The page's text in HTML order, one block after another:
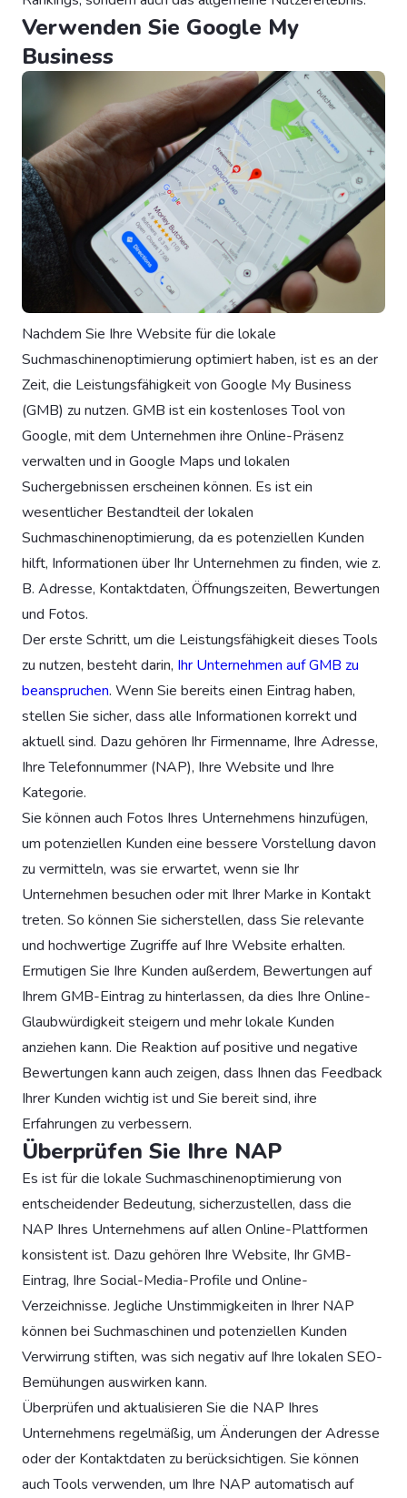
Verwenden Sie Google My
Business
Nachdem Sie Ihre Website für die lokale
Suchmaschinenoptimierung optimiert haben, ist es an der
Zeit, die Leistungsfähigkeit von Google My Business
(GMB) zu nutzen. GMB ist ein kostenloses Tool von
Google, mit dem Unternehmen ihre Online-Präsenz
verwalten und in Google Maps und lokalen
Suchergebnissen erscheinen können. Es ist ein
wesentlicher Bestandteil der lokalen
Suchmaschinenoptimierung, da es potenziellen Kunden
hilft, Informationen über Ihr Unternehmen zu finden, wie z.
B. Adresse, Kontaktdaten, Öffnungszeiten, Bewertungen
und Fotos.
Der erste Schritt, um die Leistungsfähigkeit dieses Tools
zu nutzen, besteht darin, Ihr Unternehmen auf GMB zu
beanspruchen. Wenn Sie bereits einen Eintrag haben,
stellen Sie sicher, dass alle Informationen korrekt und
aktuell sind. Dazu gehören Ihr Firmenname, Ihre Adresse,
Ihre Telefonnummer (NAP), Ihre Website und Ihre
Kategorie.
Sie können auch Fotos Ihres Unternehmens hinzufügen,
um potenziellen Kunden eine bessere Vorstellung davon
zu vermitteln, was sie erwartet, wenn sie Ihr
Unternehmen besuchen oder mit Ihrer Marke in Kontakt
treten. So können Sie sicherstellen, dass Sie relevante
und hochwertige Zugriffe auf Ihre Website erhalten.
Ermutigen Sie Ihre Kunden außerdem, Bewertungen auf
Ihrem GMB-Eintrag zu hinterlassen, da dies Ihre Online-
Glaubwürdigkeit steigern und mehr lokale Kunden
anziehen kann. Die Reaktion auf positive und negative
Bewertungen kann auch zeigen, dass Ihnen das Feedback
Ihrer Kunden wichtig ist und Sie bereit sind, ihre
Erfahrungen zu verbessern.
Überprüfen Sie Ihre NAP
Es ist für die lokale Suchmaschinenoptimierung von
entscheidender Bedeutung, sicherzustellen, dass die
NAP Ihres Unternehmens auf allen Online-Plattformen
konsistent ist. Dazu gehören Ihre Website, Ihr GMB-
Eintrag, Ihre Social-Media-Profile und Online-
Verzeichnisse. Jegliche Unstimmigkeiten in Ihrer NAP
können bei Suchmaschinen und potenziellen Kunden
Verwirrung stiften, was sich negativ auf Ihre lokalen SEO-
Bemühungen auswirken kann.
Überprüfen und aktualisieren Sie die NAP Ihres
Unternehmens regelmäßig, um Änderungen der Adresse
oder der Kontaktdaten zu berücksichtigen. Sie können
auch Tools verwenden, um Ihre NAP automatisch auf